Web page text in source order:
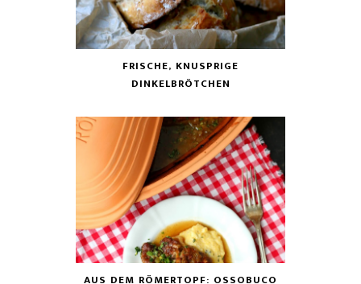
FRISCHE, KNUSPRIGE
DINKELBRÖTCHEN
AUS DEM RÖMERTOPF: OSSOBUCO